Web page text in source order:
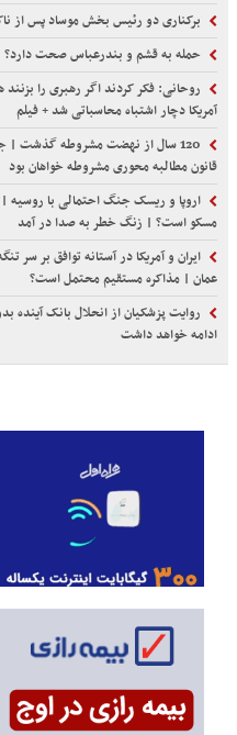
برکناری دو رئیس بخش موساد پس از
حمله به قشم و بندرعباس صحت دارد؟
روحانی: فکر کردند اگر رهبری را
آمریکا دچار اشتباه محاسباتی شد + فیلم
120 سال از نهضت مشروطه گذشت
قانون مطالبه محوری مشروطه خواهان بود
اروپا و ریسک جنگ احتمالی با روسیه
مسکو است؟ | زنگ خطر به صدا در آمد
عمان | مذاکره مستقیم محتمل است؟
روایت پزشکیان از انحلال بانک آینده
ادامه خواهد داشت